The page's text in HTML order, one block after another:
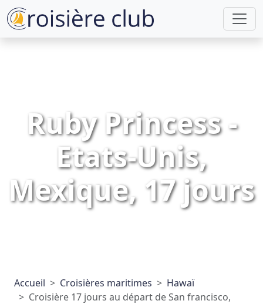
Ruby Princess -
Etats-Unis,
Mexique, 17 jours
Accueil Croisières maritimes
Hawaï
Croisière 17 jours au départ de San francisco,